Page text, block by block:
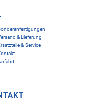
& Lieferung
& Service